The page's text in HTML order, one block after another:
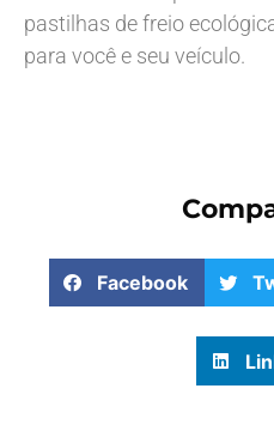
pastilhas de freio
para você e seu veículo.
Facebook